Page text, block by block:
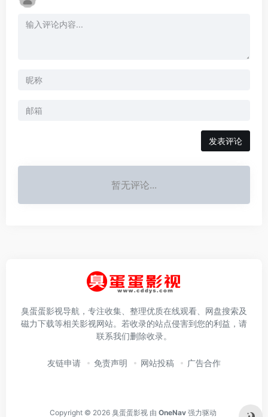
发表评论
暂无评论...
臭蛋蛋影视导航，专注收集、整理优质在线观看、网盘搜索及
磁力下载等相关影视网站。若收录的站点侵害到您的利益，请
联系我们删除收录。
友链申请 免责声明 网站投稿 广告合作
Copyright © 2026 臭蛋蛋影视 由 OneNav 强力驱动